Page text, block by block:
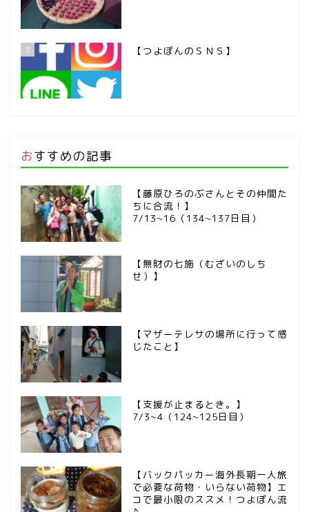
5 【つよぽんのＳＮＳ】
おすすめの記事
【藤原ひろのぶさんとその仲間た
ちに合流！】
7/13~16（134~137日目）
【無財の七施（むざいのしち
せ）】
【マザーテレサの場所に行って感
じたこと】
【支援が止まるとき。】
7/3~4（124~125日目）
【バックパッカー海外長期一人旅
で必要な荷物・いらない荷物】エ
コで最小限のススメ！つよぽん流